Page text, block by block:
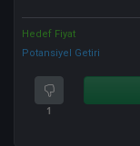
Hedef Fiyat
Potansiyel Getiri
1